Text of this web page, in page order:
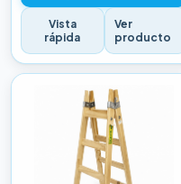
Vista
rápida
Ver
producto